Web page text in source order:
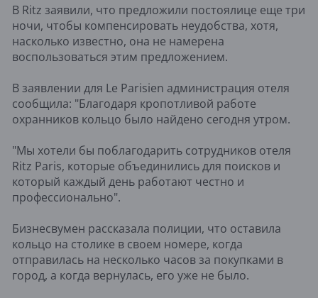
В Ritz заявили, что предложили постоялице еще три
ночи, чтобы компенсировать неудобства, хотя,
насколько известно, она не намерена
воспользоваться этим предложением.
В заявлении для Le Parisien администрация отеля
сообщила: "Благодаря кропотливой работе
охранников кольцо было найдено сегодня утром.
"Мы хотели бы поблагодарить сотрудников отеля
Ritz Paris, которые объединились для поисков и
который каждый день работают честно и
профессионально".
Бизнесвумен рассказала полиции, что оставила
кольцо на столике в своем номере, когда
отправилась на несколько часов за покупками в
город, а когда вернулась, его уже не было.